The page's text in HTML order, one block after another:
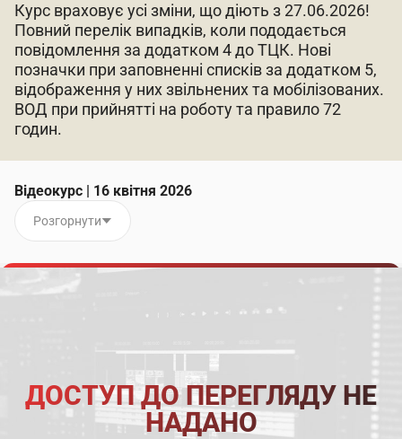
Курс враховує усі зміни, що діють з 27.06.2026!
Повний перелік випадків, коли пододається
повідомлення за додатком 4 до ТЦК. Нові
позначки при заповненні списків за додатком 5,
відображення у них звільнених та мобілізованих.
ВОД при прийнятті на роботу та правило 72
годин.
Відеокурс | 16 квітня 2026
Розгорнути
ДОСТУП ДО ПЕРЕГЛЯДУ НЕ
НАДАНО